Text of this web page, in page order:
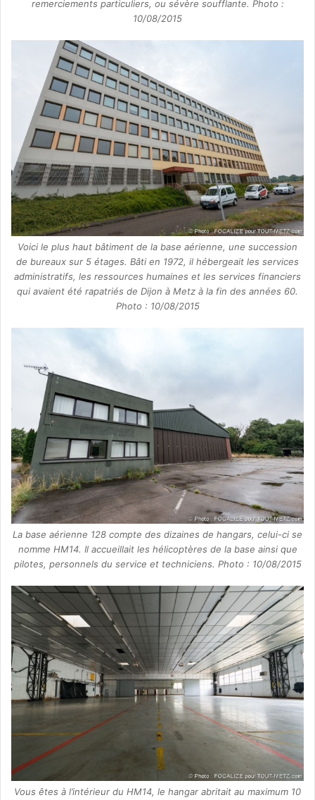
remerciements particuliers, ou sévère soufflante. Photo :
10/08/2015
Voici le plus haut bâtiment de la base aérienne, une succession
de bureaux sur 5 étages. Bâti en 1972, il hébergeait les services
administratifs, les ressources humaines et les services financiers
qui avaient été rapatriés de Dijon à Metz à la fin des années 60.
Photo : 10/08/2015
La base aérienne 128 compte des dizaines de hangars, celui-ci se
nomme HM14. Il accueillait les hélicoptères de la base ainsi que
pilotes, personnels du service et techniciens. Photo : 10/08/2015
Vous êtes à l’intérieur du HM14, le hangar abritait au maximum 10